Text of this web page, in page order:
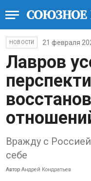
НОВОСТИ 21 февраля
Лавров
Вражду с
себе
Автор Андрей Кондратьев